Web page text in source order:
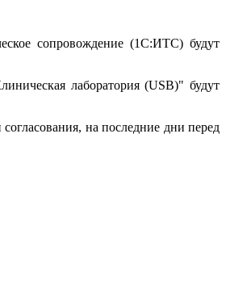
сопровождение (1С:ИТС) будут
лаборатория (USB)" будут
на последние дни перед